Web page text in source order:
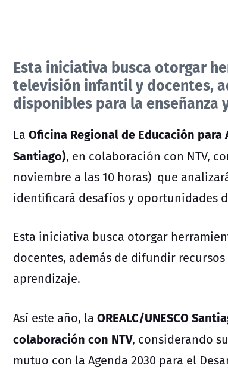
Esta iniciativa busca otorgar
televisión infantil y docentes,
disponibles para la enseñanza
La Oficina Regional de Educación para
Santiago), en colaboración con NTV,
noviembre a las 10 horas) que
identificará desafíos y oportunidades
Esta iniciativa busca otorgar
docentes, además de difundir
aprendizaje.
Así este año, la OREALC/UNESCO
colaboración con NTV, considerando
mutuo con la Agenda 2030 para el